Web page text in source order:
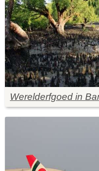
Werelderfgoed in